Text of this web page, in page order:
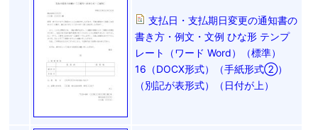
支払日・支払期日変更の通知書の
書き方・例文・文例 ひな形 テンプ
レート（ワード Word）（標準）
16（DOCX形式）（手紙形式②）
（別記が表形式）（日付が上）